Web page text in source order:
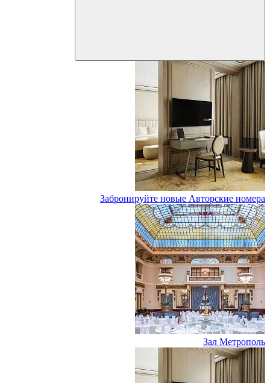
Забронируйте новые Авторские номера
Зал Метрополь